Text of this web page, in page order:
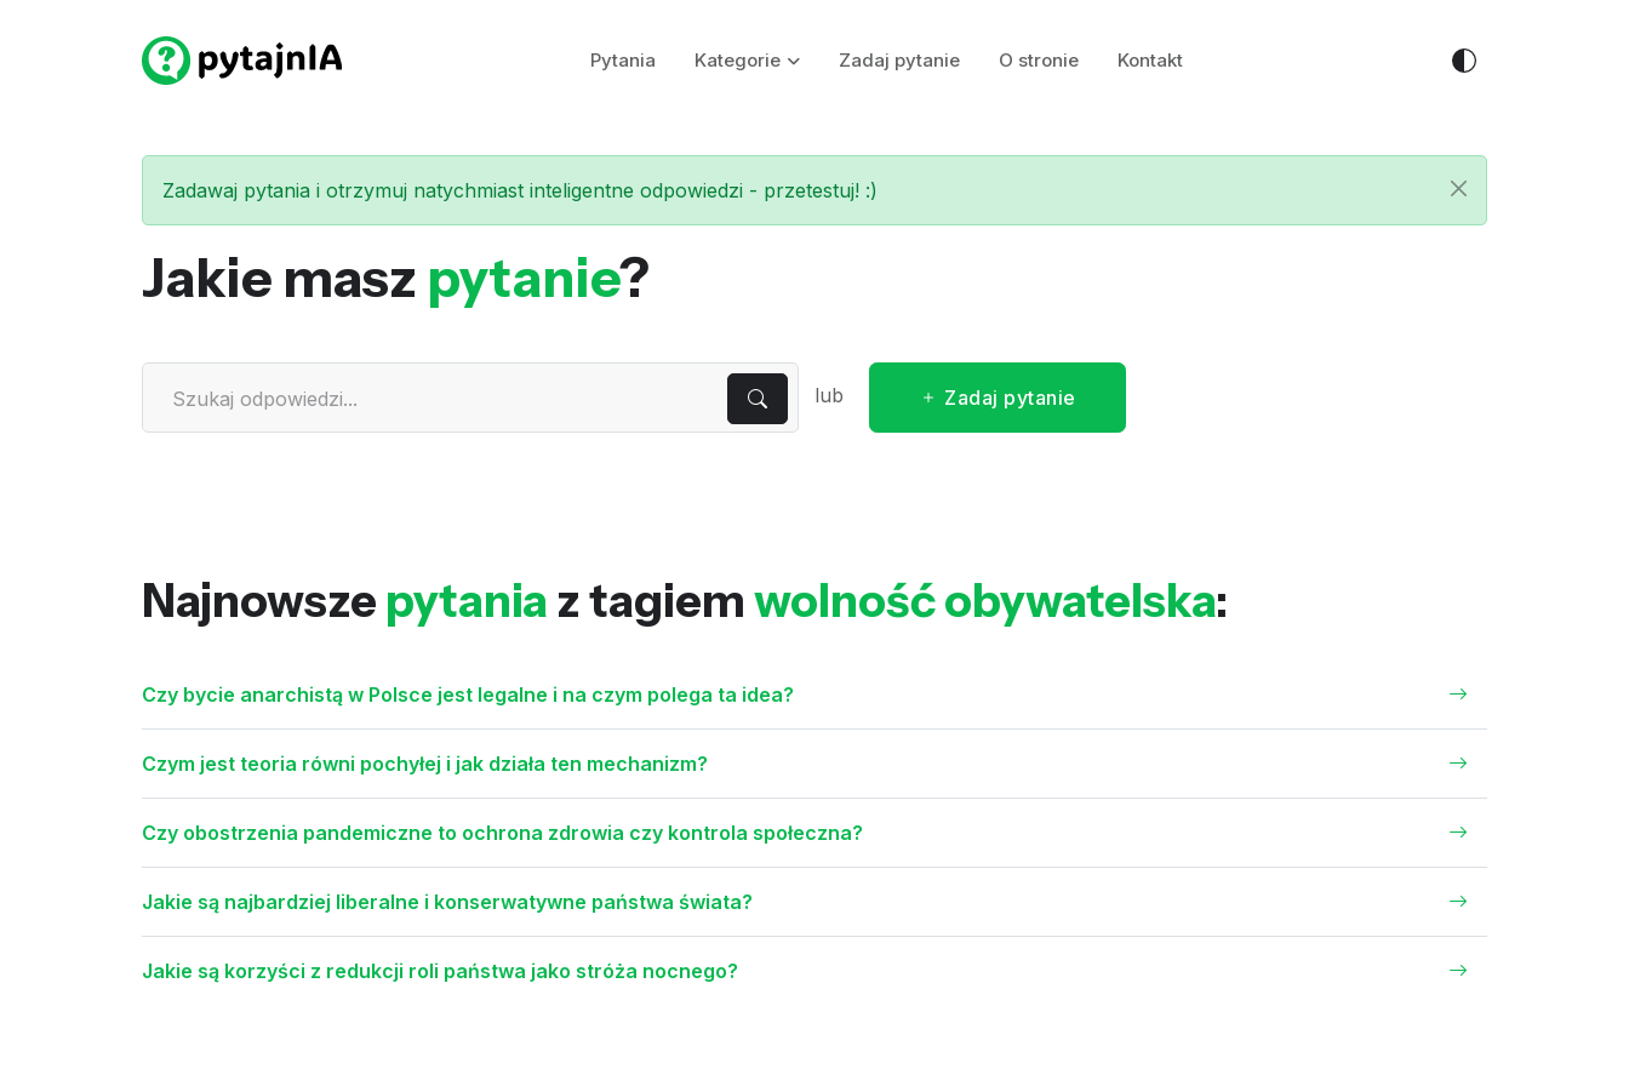
Pytania Kategorie Zadaj pytanie O stronie Kontakt
Zadawaj pytania i otrzymuj natychmiast inteligentne odpowiedzi - przetestuj! :)
Jakie masz pytanie?
lub Zadaj pytanie
Najnowsze pytania z tagiemwolność obywatelska:
Czy bycie anarchistą w Polsce jest legalne i na czym polega ta idea?
Czym jest teoria równi pochyłej i jak działa ten mechanizm?
Czy obostrzenia pandemiczne to ochrona zdrowia czy kontrola społeczna?
Jakie są najbardziej liberalne i konserwatywne państwa świata?
Jakie są korzyści z redukcji roli państwa jako stróża nocnego?